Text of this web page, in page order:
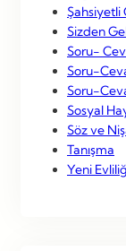
Şahsiyetli
Sizden
Soru-
Soru-
Soru-
Sosyal
Söz ve
Tanışma
Yeni